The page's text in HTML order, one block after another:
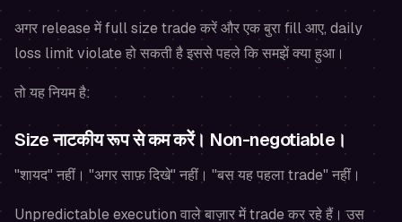
अगर release में full size trade करें और एक बुरा fill आए, daily
loss limit violate हो सकती है इससे पहले कि समझें क्या हुआ।
तो यह नियम है:
Size नाटकीय रूप से कम करें। Non-negotiable।
"शायद" नहीं। "अगर साफ़ दिखे" नहीं। "बस यह पहला trade" नहीं।
Unpredictable execution वाले बाज़ार में trade कर रहे हैं। उस